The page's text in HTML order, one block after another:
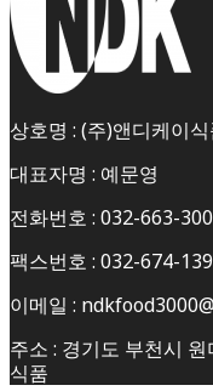
상호명 : (주)앤디케이
대표자명 : 예문영
전화번호 : 032-663-
팩스번호 : 032-674-
이메일 :
주소 : 경기도 부천시
식품